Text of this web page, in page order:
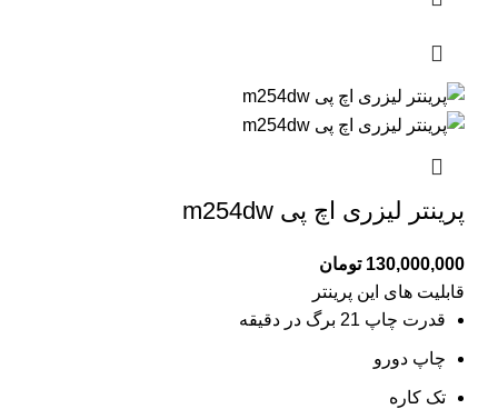
پرینتر لیزری اچ پی m254dw
130,000,000 تومان
قابلیت های این پرینتر
قدرت چاپ 21 برگ در دقیقه
چاپ دورو
تک کاره